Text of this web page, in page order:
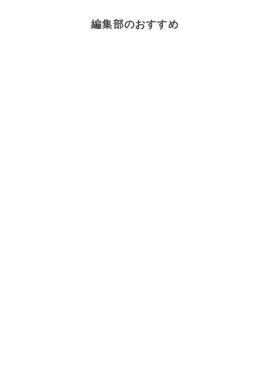
編集部のおすすめ